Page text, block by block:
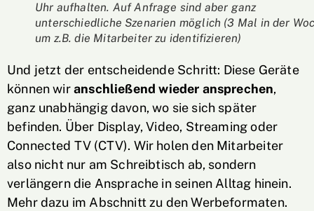
Uhr aufhalten. Auf Anfrage sind aber ganz
unterschiedliche Szenarien möglich (3 Mal in der
um z.B. die Mitarbeiter zu identifizieren)
Und jetzt der entscheidende Schritt: Diese Geräte
können wiranschließend wieder ansprechen,
ganz unabhängig davon, wo sie sich später
befinden. Über Display, Video, Streaming oder
Connected TV (CTV). Wir holen den Mitarbeiter
also nicht nur am Schreibtisch ab, sondern
verlängern die Ansprache in seinen Alltag hinein.
Mehr dazu im Abschnitt zu den Werbeformaten.